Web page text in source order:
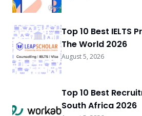
Top 10 Best IELTS
The World 2026
August 5, 2026
Top 10 Best
South Africa 2026